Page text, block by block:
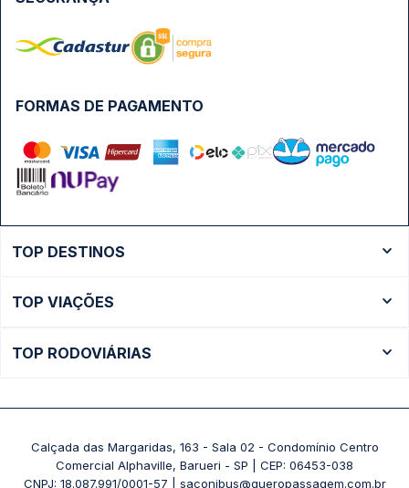
FORMAS DE PAGAMENTO
TOP DESTINOS
Ônibus São Paulo
TOP VIAÇÕES
Passagens Pássaro Marron
+ Viações
TOP RODOVIÁRIAS
Rodoviária Belo Horizonte - Gov. Israel Pinheiro (Tergip)
Rodoviária Curitiba
Calçada das Margaridas, 163 - Sala 02 - Condomínio Centro
Comercial Alphaville, Barueri - SP | CEP: 06453-038
CNPJ: 18.087.991/0001-57 | saconibus@queropassagem.com.br